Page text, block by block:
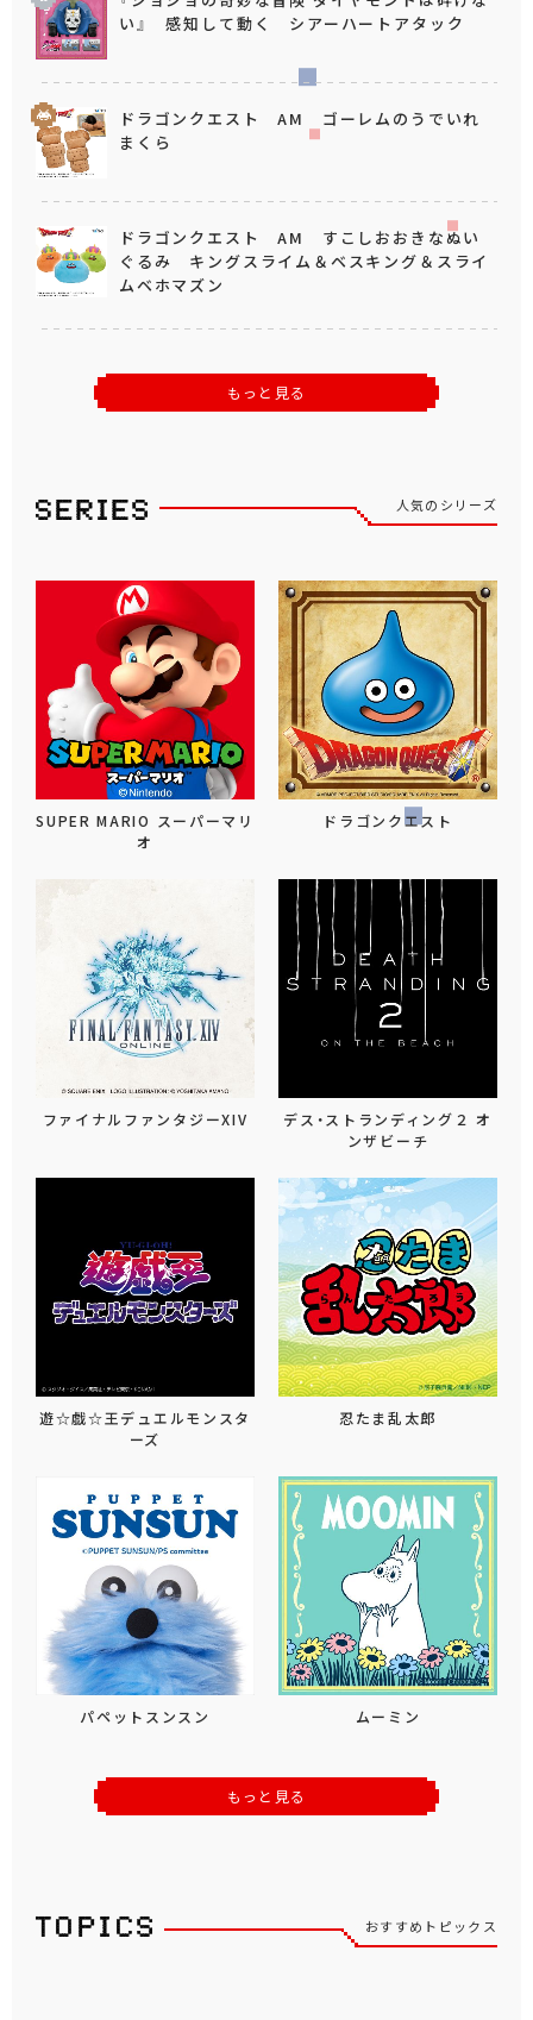
い』 感知して動く シアーハートアタック
ドラゴンクエスト AM ゴーレムのうでいれ
まくら
ドラゴンクエスト AM すこしおおきなぬい
ぐるみ キングスライム＆ベスキング＆スライ
ムベホマズン
もっと見る
人気のシリーズ
SUPER MARIO スーパーマリ
オ
ドラゴンクエスト
ファイナルファンタジーXIV
デス・ストランディング２ オ
ンザビーチ
遊☆戯☆王デュエルモンスタ
ーズ
忍たま乱太郎
パペットスンスン ムーミン
もっと見る
おすすめトピックス